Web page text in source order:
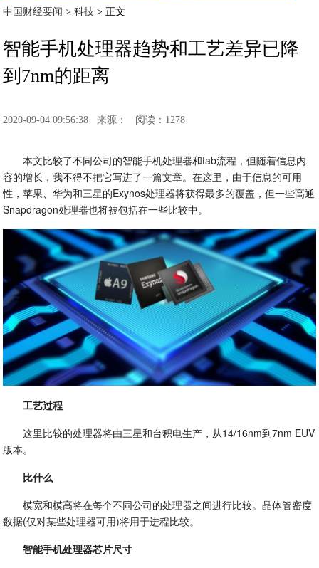
中国财经要闻 >科技 > 正文
智能手机处理器趋势和工艺差异已降
到7nm的距离
2020-09-04 09:56:38 来源： 阅读：1278
本文比较了不同公司的智能手机处理器和fab流程，但随着信息内
容的增长，我不得不把它写进了一篇文章。在这里，由于信息的可用
性，苹果、华为和三星的Exynos处理器将获得最多的覆盖，但一些高通
Snapdragon处理器也将被包括在一些比较中。
工艺过程
这里比较的处理器将由三星和台积电生产，从14/16nm到7nm EUV
版本。
比什么
模宽和模高将在每个不同公司的处理器之间进行比较。晶体管密度
数据(仅对某些处理器可用)将用于进程比较。
智能手机处理器芯片尺寸